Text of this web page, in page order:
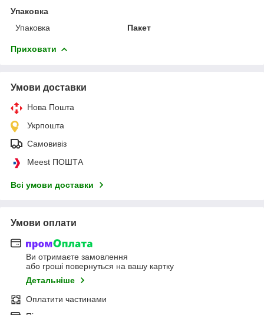
Упаковка
Упаковка
Пакет
Приховати
Умови доставки
Нова Пошта
Укрпошта
Самовивіз
Meest ПОШТА
Всі умови доставки
Умови оплати
Ви отримаєте замовлення
або гроші повернуться на вашу картку
Детальніше
Оплатити частинами